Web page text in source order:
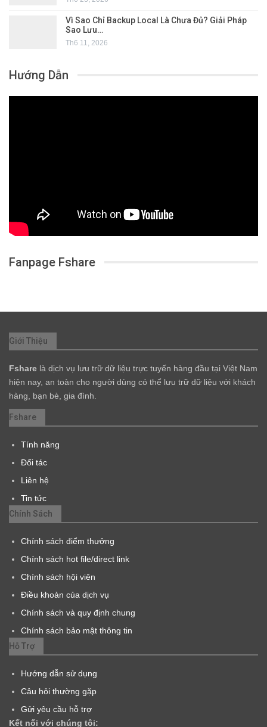
Vì Sao Chỉ Backup Local Là Chưa Đủ? Giải Pháp
Sao Lưu…
Th6 11, 2026
Hướng Dẫn
Fanpage Fshare
Giới Thiệu
Fshare là dịch vụ lưu trữ dữ liệu trực tuyến hàng đầu tại Việt Nam
hiện nay, an toàn cho người dùng có thể lưu trữ dữ liệu với khách
hàng, bạn bè, gia đình.
Fshare
Tính năng
Đối tác
Liên hệ
Tin tức
Chính Sách
Chính sách điểm thưởng
Chính sách hot file/direct link
Chính sách hội viên
Điều khoản của dịch vụ
Chính sách và quy định chung
Chính sách bảo mật thông tin
Hỗ Trợ
Hướng dẫn sử dụng
Câu hỏi thường gặp
Gửi yêu cầu hỗ trợ
Kết nối với chúng tôi: